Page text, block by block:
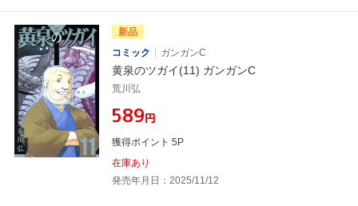
新品
コミック
ガンガンC
黄泉のツガイ(11) ガンガンC
荒川弘
¥589円
獲得ポイント 5P
在庫あり
発売年月日：2025/11/12